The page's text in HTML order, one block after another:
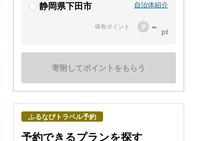
静岡県下田市 自治体紹介
保有ポイント -
寄附してポイントをもらう
ふるなびトラベル予約
予約できるプランを探す